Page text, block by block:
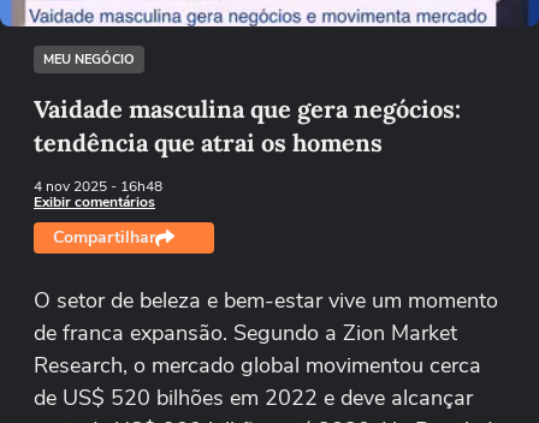
MEU NEGÓCIO
Vaidade masculina que gera negócios:
tendência que atrai os homens
4 nov 2025- 16h48
Exibir comentários
Compartilhar
O setor de beleza e bem-estar vive um momento
de franca expansão. Segundo a Zion Market
Research, o mercado global movimentou cerca
de US$ 520 bilhões em 2022 e deve alcançar